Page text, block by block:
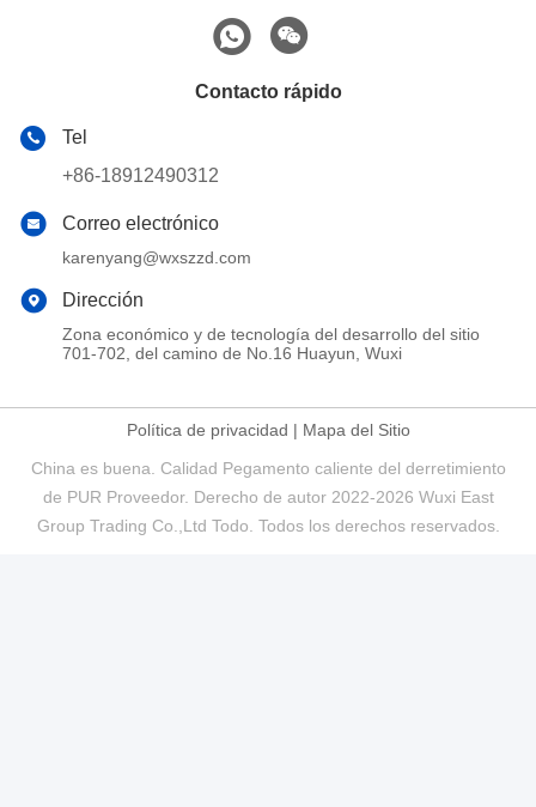
Contacto rápido
Tel
+86-18912490312
Correo electrónico
karenyang@wxszzd.com
Dirección
Zona económico y de tecnología del desarrollo del sitio
701-702, del camino de No.16 Huayun, Wuxi
Política de privacidad | Mapa del Sitio
China es buena. Calidad Pegamento caliente del derretimiento
de PUR Proveedor. Derecho de autor 2022-2026 Wuxi East
Group Trading Co.,Ltd Todo. Todos los derechos reservados.